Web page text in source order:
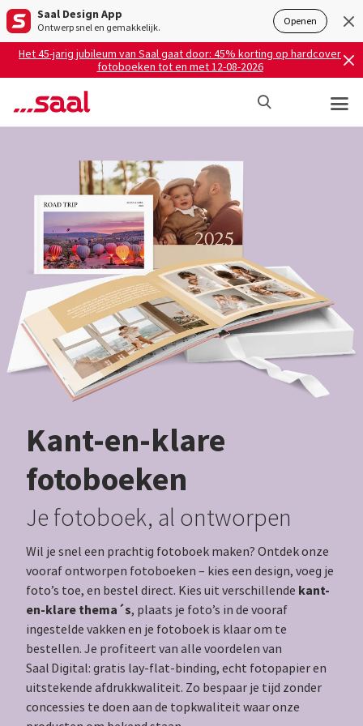
Saal Design App
Ontwerp snel en gemakkelijk. Openen
Het 45-jarig jubileum van Saal gaat door: 45% korting op hardcover
fotoboeken tot en met 12-08-2026
Kant-en-klare
fotoboeken
Je fotoboek, al ontworpen
Wil je snel een prachtig fotoboek maken? Ontdek onze
vooraf ontworpen fotoboeken – kies een design, voeg je
foto’s toe, en bestel direct. Kies uit verschillende kant-
en-klare thema´s, plaats je foto’s in de vooraf
ingestelde vakken en je fotoboek is klaar om te
bestellen. Je profiteert van alle voordelen van
Saal Digital: gratis lay‑flat‑binding, echt fotopapier en
uitstekende afdrukkwaliteit. Zo bespaar je tijd zonder
concessies te doen aan de topkwaliteit waar onze